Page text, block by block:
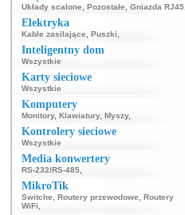
Układy scalone Pozostałe Gniazda RJ45
Elektryka
Kable zasilające Puszki
Inteligentny dom
Wszystkie
Karty sieciowe
Wszystkie
Komputery
Monitory, Klawiatury, Myszy,
Kontrolery sieciowe
Wszystkie
Media konwertery
RS-232/RS-485
MikroTik
Switche Routery przewodowe
Routery
WiFi